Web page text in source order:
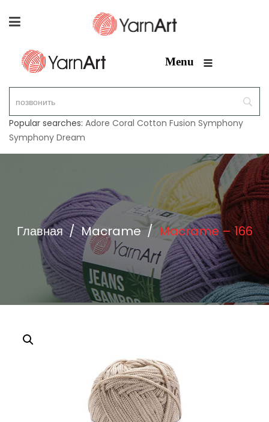
Menu ≡
Popular searches: Adore Coral Cotton Fusion Symphony
Symphony Dream
Главная / Macrame / Macrame – 166